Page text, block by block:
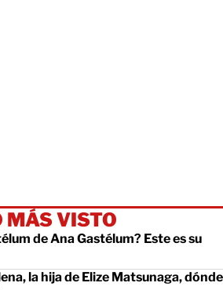
MÁS VISTO
de Ana Gastélum? Este es su
la hija de Elize Matsunaga, dónde